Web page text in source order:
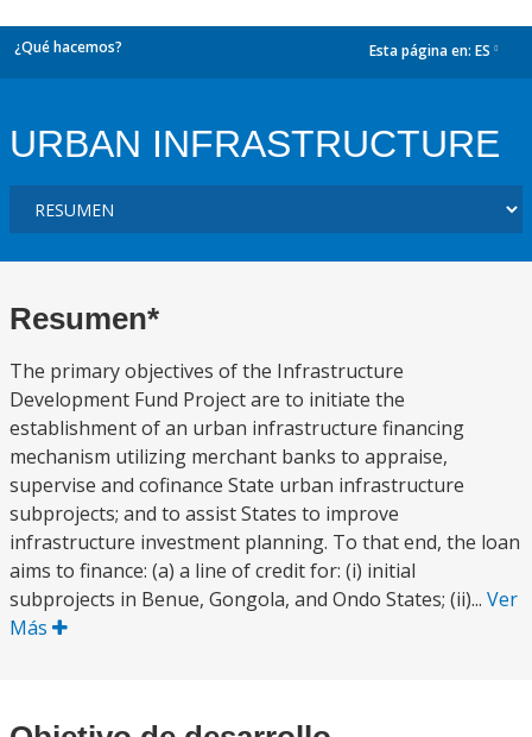
¿Qué hacemos? Esta página en: ES
URBAN INFRASTRUCTURE
Resumen*
The primary objectives of the Infrastructure
Development Fund Project are to initiate the
establishment of an urban infrastructure financing
mechanism utilizing merchant banks to appraise,
supervise and cofinance State urban infrastructure
subprojects; and to assist States to improve
infrastructure investment planning. To that end, the loan
aims to finance: (a) a line of credit for: (i) initial
subprojects in Benue, Gongola, and Ondo States; (ii)... Ver
Más